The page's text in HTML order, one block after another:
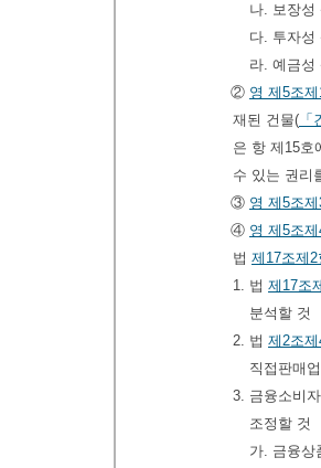
나. 보장성
다. 투자성
라. 예금성
② 영 제5조
재된 건물(
은 항 제15호
수 있는 권리
③ 영 제5조
④ 영 제5조
법 제17조제2
1. 법 제17조
분석할 것
2. 법 제2조
직접판매
3. 금융소비
조정할 것
가. 금융상